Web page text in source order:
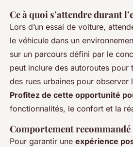
Ce à quoi s’attendre durant
Lors d’un essai de voiture,
le véhicule dans un
sur un parcours défini par le
peut inclure des autoroutes pour
des rues urbaines pour observer
Profitez de cette opportunité
fonctionnalités, le confort et la
Comportement recommandé
Pour garantir une expérience